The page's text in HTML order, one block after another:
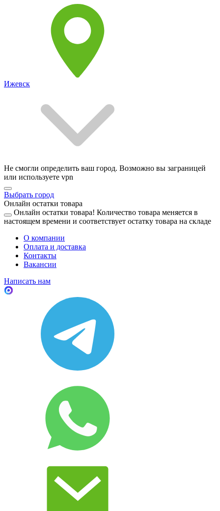
Ижевск
Не смогли определить ваш город. Возможно вы заграницей
или используете vpn
Выбрать город
Онлайн остатки товара
Онлайн остатки товара! Количество товара меняется в
настоящем времени и соответствует остатку товара на складе
О компании
Оплата и доставка
Контакты
Вакансии
Написать нам